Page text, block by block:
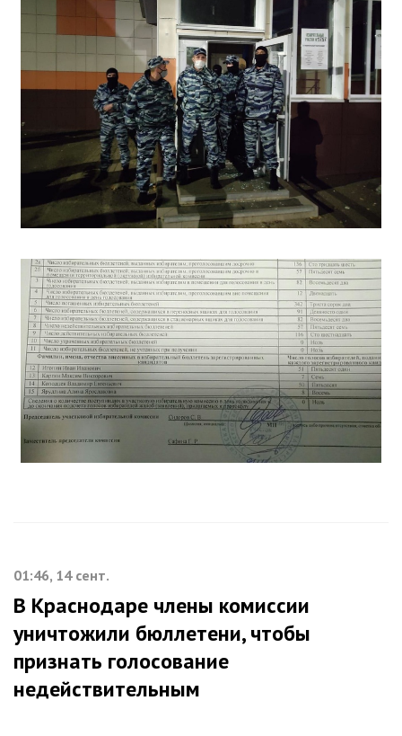
01:46, 14 сент.
В Краснодаре члены комиссии
уничтожили бюллетени, чтобы
признать голосование
недействительным